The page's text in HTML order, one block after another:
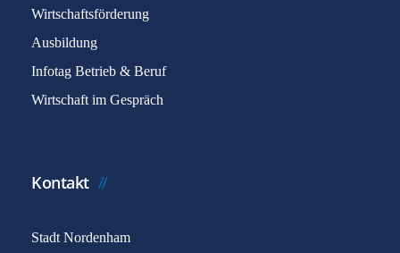
Wirtschaftsförderung
Ausbildung
Infotag Betrieb & Beruf
Wirtschaft im Gespräch
Kontakt
Stadt Nordenham